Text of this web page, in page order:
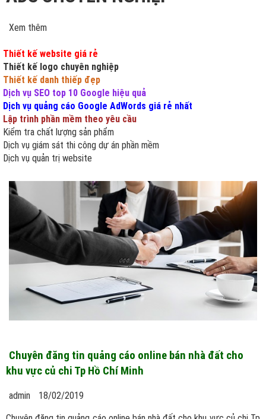
Xem thêm
Thiết kế website giá rẻ
Thiết kế logo chuyên nghiệp
Thiết kế danh thiếp đẹp
Dịch vụ SEO top 10 Google hiệu quả
Dịch vụ quảng cáo Google AdWords giá rẻ nhất
Lập trình phần mềm theo yêu cầu
Kiểm tra chất lượng sản phẩm
Dịch vụ giám sát thi công dự án phần mềm
Dịch vụ quản trị website
Chuyên đăng tin quảng cáo online bán nhà đất cho
khu vực củ chi Tp Hồ Chí Minh
admin
18/02/2019